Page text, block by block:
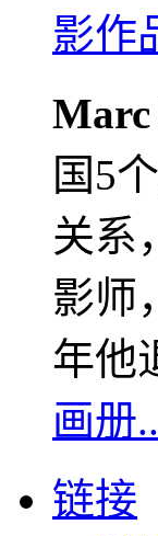
国5
关系
影师
年他
画册
链接